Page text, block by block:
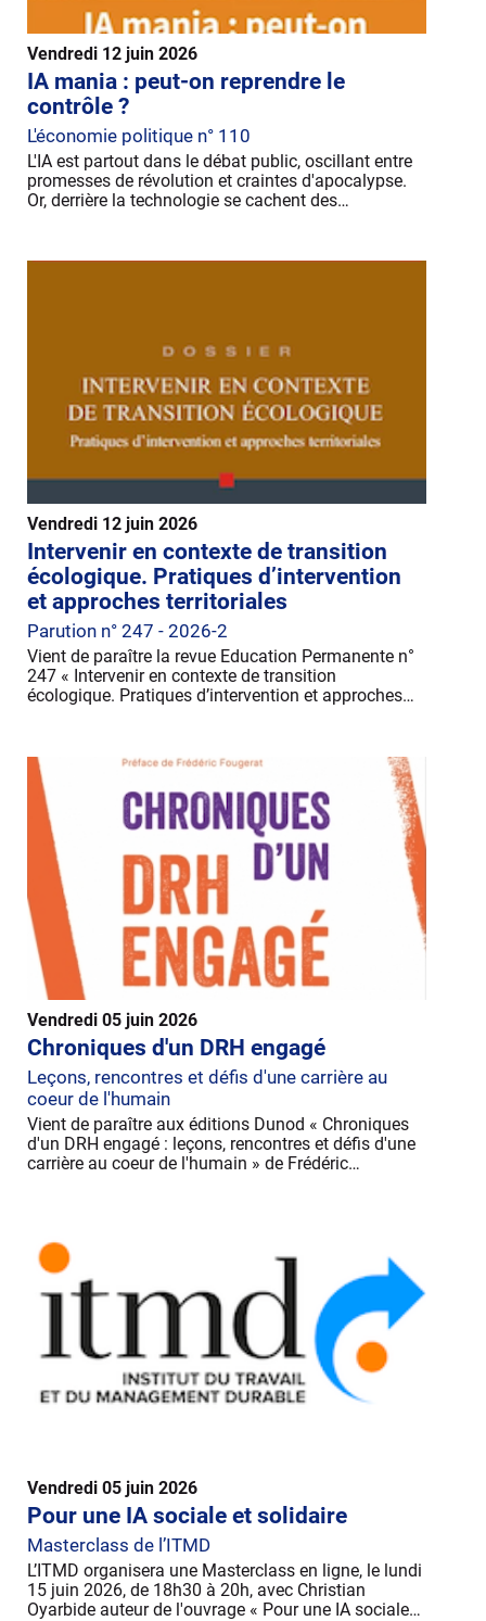
Vendredi 12 juin 2026
IA mania : peut-on reprendre le
contrôle ?
L'économie politique n° 110
L'IA est partout dans le débat public, oscillant entre
promesses de révolution et craintes d'apocalypse.
Or, derrière la technologie se cachent des…
Vendredi 12 juin 2026
Intervenir en contexte de transition
écologique. Pratiques d’intervention
et approches territoriales
Parution n° 247 - 2026-2
Vient de paraître la revue Education Permanente n°
247 « Intervenir en contexte de transition
écologique. Pratiques d’intervention et approches…
Vendredi 05 juin 2026
Chroniques d'un DRH engagé
Leçons, rencontres et défis d'une carrière au
coeur de l'humain
Vient de paraître aux éditions Dunod « Chroniques
d'un DRH engagé : leçons, rencontres et défis d'une
carrière au coeur de l'humain » de Frédéric…
Vendredi 05 juin 2026
Pour une IA sociale et solidaire
Masterclass de l’ITMD
L’ITMD organisera une Masterclass en ligne, le lundi
15 juin 2026, de 18h30 à 20h, avec Christian
Oyarbide auteur de l'ouvrage « Pour une IA sociale…